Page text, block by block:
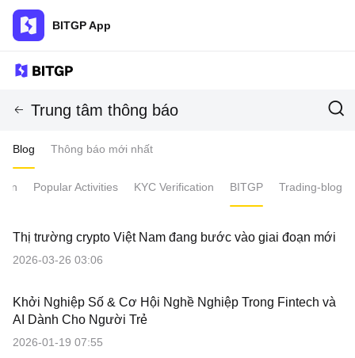
BITGP App
Trung tâm thông báo
Blog Thông báo mới nhất
Popular Activities KYC Verification BITGP Trading-blog
Thị trường crypto Việt Nam đang bước vào giai đoạn mới
2026-03-26 03:06
Khởi Nghiệp Số & Cơ Hội Nghề Nghiệp Trong Fintech và
AI Dành Cho Người Trẻ
2026-01-19 07:55